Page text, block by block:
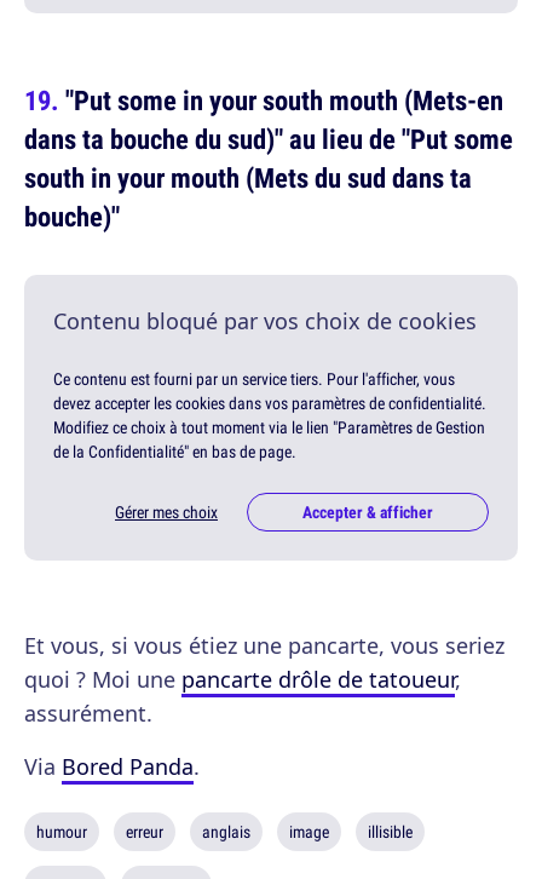
"Put some in your south mouth (Mets-en
dans ta bouche du sud)" au lieu de "Put some
south in your mouth (Mets du sud dans ta
bouche)"
Contenu bloqué par vos choix de cookies
Ce contenu est fourni par un service tiers. Pour l'afficher, vous
devez accepter les cookies dans vos paramètres de confidentialité.
Modifiez ce choix à tout moment via le lien "Paramètres de Gestion
de la Confidentialité" en bas de page.
Gérer mes choix Accepter & afficher
Et vous, si vous étiez une pancarte, vous seriez
quoi ? Moi une pancarte drôle de tatoueur,
assurément.
Via Bored Panda.
humour erreur anglais image illisible